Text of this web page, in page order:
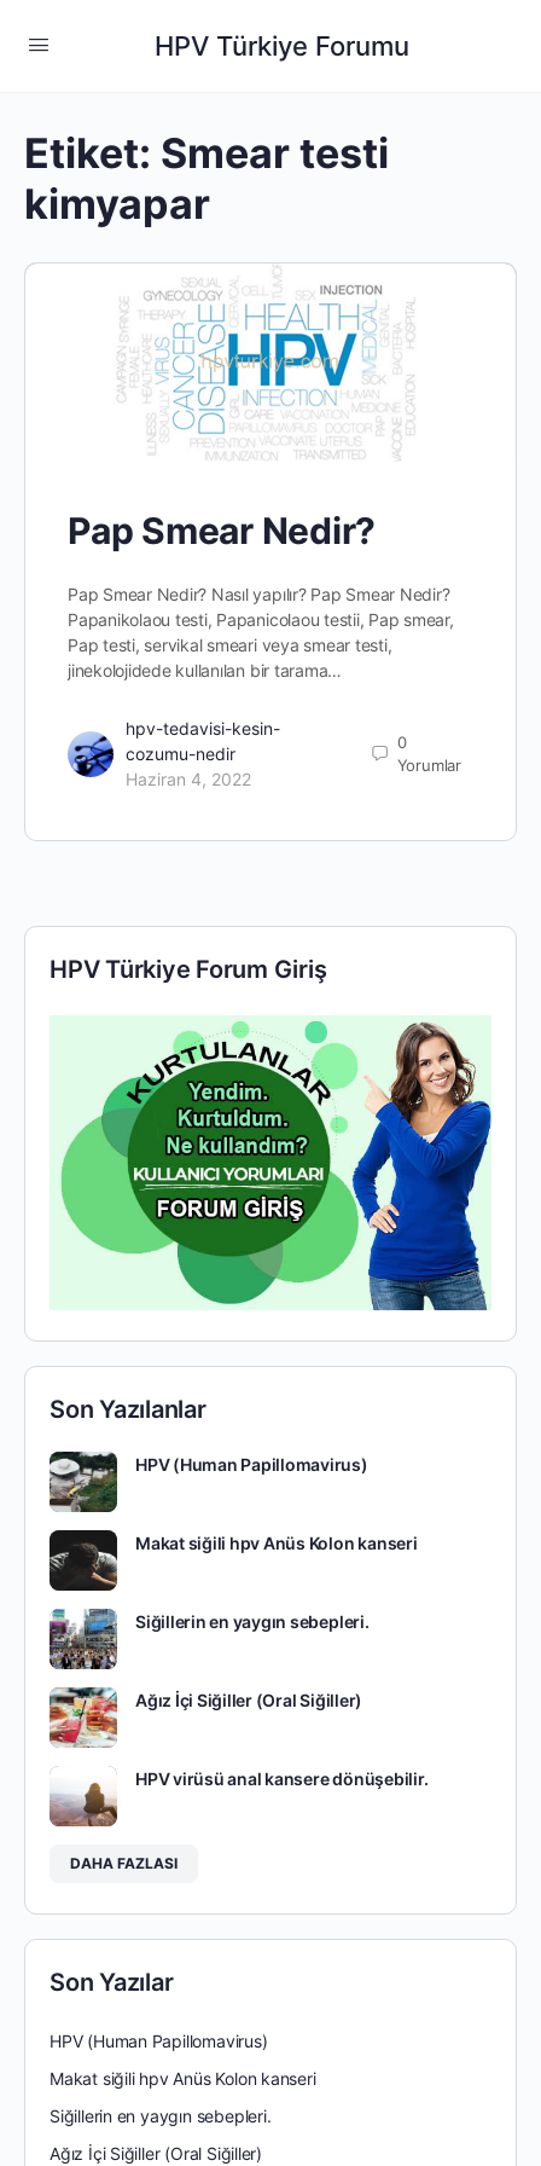
HPV Türkiye Forumu
Etiket: Smear testi
kimyapar
Pap Smear Nedir?
Pap Smear Nedir? Nasıl yapılır? Pap Smear Nedir?
Papanikolaou testi, Papanicolaou testii, Pap smear,
Pap testi, servikal smeari veya smear testi,
jinekolojidede kullanılan bir tarama…
hpv-tedavisi-kesin-
cozumu-nedir
Haziran 4, 2022
0
Yorumlar
HPV Türkiye Forum Giriş
Son Yazılanlar
HPV (Human Papillomavirus)
Makat siğili hpv Anüs Kolon kanseri
Siğillerin en yaygın sebepleri.
Ağız İçi Siğiller (Oral Siğiller)
HPV virüsü anal kansere dönüşebilir.
DAHA FAZLASI
Son Yazılar
HPV (Human Papillomavirus)
Makat siğili hpv Anüs Kolon kanseri
Siğillerin en yaygın sebepleri.
Ağız İçi Siğiller (Oral Siğiller)